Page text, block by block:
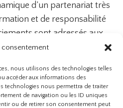
consentement
nous utilisons des technologies telles
accéder aux informations des
technologies nous permettra de traiter
de navigation ou les ID uniques
ou de retirer son consentement peut
d’un partenariat très
et de responsabilité
sont adressés aux